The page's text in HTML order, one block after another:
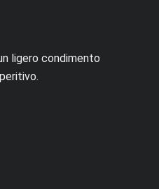
ligero condimento